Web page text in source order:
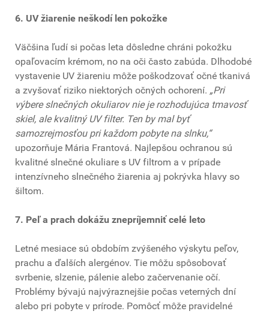
6. UV žiarenie neškodí len pokožke
Väčšina ľudí si počas leta dôsledne chráni pokožku
opaľovacím krémom, no na oči často zabúda. Dlhodobé
vystavenie UV žiareniu môže poškodzovať očné tkanivá
a zvyšovať riziko niektorých očných ochorení. „Pri
výbere slnečných okuliarov nie je rozhodujúca tmavosť
skiel, ale kvalitný UV filter. Ten by mal byť
samozrejmosťou pri každom pobyte na slnku,“
upozorňuje Mária Frantová. Najlepšou ochranou sú
kvalitné slnečné okuliare s UV filtrom a v prípade
intenzívneho slnečného žiarenia aj pokrývka hlavy so
šiltom.
7. Peľ a prach dokážu znepríjemniť celé leto
Letné mesiace sú obdobím zvýšeného výskytu peľov,
prachu a ďalších alergénov. Tie môžu spôsobovať
svrbenie, slzenie, pálenie alebo začervenanie očí.
Problémy bývajú najvýraznejšie počas veterných dní
alebo pri pobyte v prírode. Pomôcť môže pravidelné